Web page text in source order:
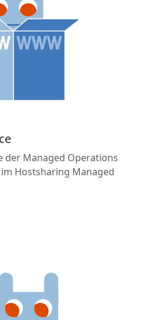
der Managed Operations
Hostsharing Managed